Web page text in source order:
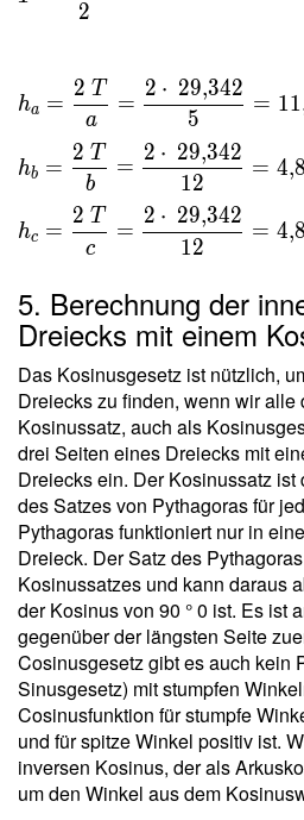
\dfrac{
\\ \ \\
h _a =
\dfrac{
2 \ T }{
\dfrac{
2 \cdot
29{,}342
}{ 5 } =
11{,}737
\ \\ h
_b =
\dfrac{
2 \ T }{
b } =
\dfrac{
2 \cdot
\
29{,}342
}{ 12 }
= 4{,}89
\ \\ h _c
=
\dfrac{
2 \ T }{
c } =
2
ha =
a
2 T
=
5
2 ⋅ 29,342
= 11
hb =
b
2 T
=
12
2 ⋅ 29,342
= 4,8
hc =
c
2 T
=
12
2 ⋅ 29,342
= 4,8
5. Berechnung der
Dreiecks mit einem
Das Kosinusgesetz ist nützlich,
Dreiecks zu finden, wenn wir
Kosinussatz, auch als
drei Seiten eines Dreiecks mit
Dreiecks ein. Der Kosinussatz
des Satzes von Pythagoras für
Pythagoras funktioniert nur in
Dreieck. Der Satz des
Kosinussatzes und kann daraus
der Kosinus von 90 ° 0 ist. Es ist
gegenüber der längsten Seite
Cosinusgesetz gibt es auch kein
Sinusgesetz) mit stumpfen
Cosinusfunktion für stumpfe
und für spitze Winkel positiv ist.
inversen Kosinus, der als
um den Winkel aus dem